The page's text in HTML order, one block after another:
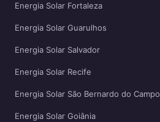
Energia Solar Fortaleza
Energia Solar Guarulhos
Energia Solar Salvador
Energia Solar Recife
Energia Solar São Bernardo do Campo
Energia Solar Goiânia